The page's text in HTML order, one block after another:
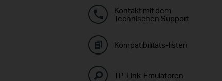
Kontakt mit dem
Technischen Support
Kompatibilitäts-listen
TP-Link-Emulatoren